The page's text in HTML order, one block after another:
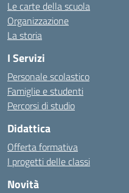
Le carte della scuola
Organizzazione
La storia
I Servizi
Personale scolastico
Famiglie e studenti
Percorsi di studio
Didattica
Offerta formativa
I progetti delle classi
Novità